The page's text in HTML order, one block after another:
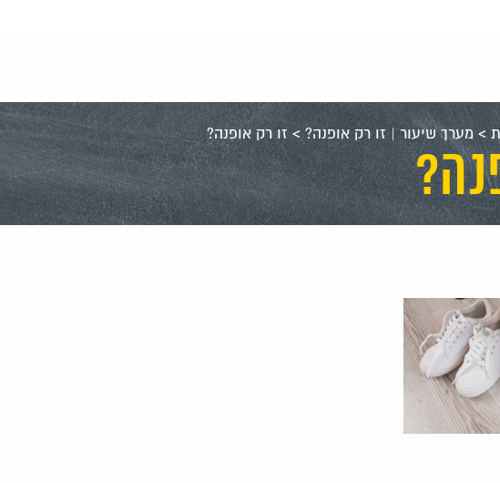
> מערך שיעור | זו רק אופנה?>זו רק אופנה?